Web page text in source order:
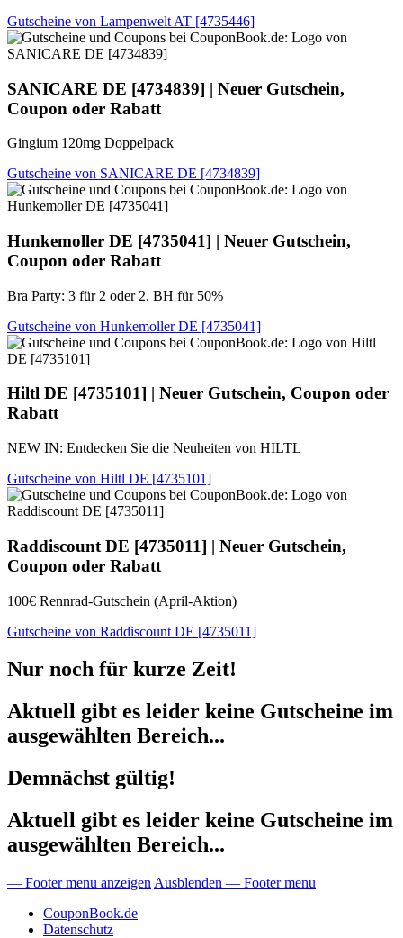
Gutscheine von Lampenwelt AT [4735446]
SANICARE DE [4734839] | Neuer Gutschein,
Coupon oder Rabatt
Gingium 120mg Doppelpack
Gutscheine von SANICARE DE [4734839]
Hunkemoller DE [4735041] | Neuer Gutschein,
Coupon oder Rabatt
Bra Party: 3 für 2 oder 2. BH für 50%
Gutscheine von Hunkemoller DE [4735041]
Hiltl DE [4735101] | Neuer Gutschein, Coupon oder
Rabatt
NEW IN: Entdecken Sie die Neuheiten von HILTL
Gutscheine von Hiltl DE [4735101]
Raddiscount DE [4735011] | Neuer Gutschein,
Coupon oder Rabatt
100€ Rennrad-Gutschein (April-Aktion)
Gutscheine von Raddiscount DE [4735011]
Nur noch für kurze Zeit!
Aktuell gibt es leider keine Gutscheine im
ausgewählten Bereich...
Demnächst gültig!
Aktuell gibt es leider keine Gutscheine im
ausgewählten Bereich...
— Footer menu anzeigen Ausblenden — Footer menu
CouponBook.de
Datenschutz